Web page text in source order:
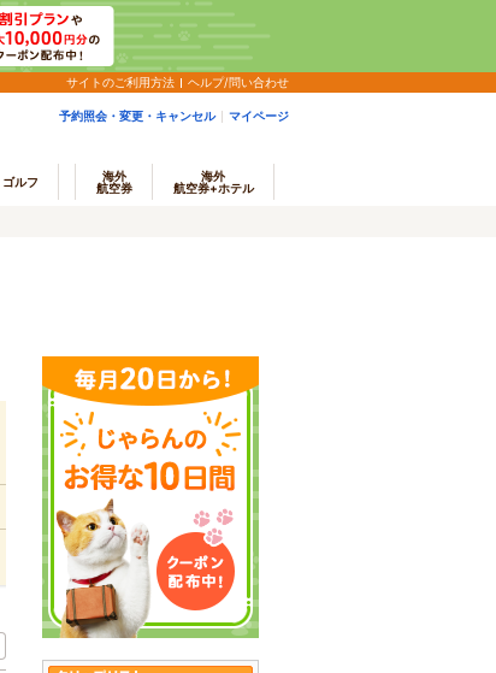
サイトのご利用方法 ヘルプ/問い合わせ
予約照会・変更・キャンセル マイページ
ゴルフ
海外
航空券
海外
航空券+ホテル